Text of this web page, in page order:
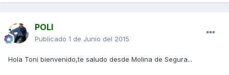
POLI
Publicado 1 de Junio del 2015
Hola Toni bienvenido,te saludo desde Molina de Segura...